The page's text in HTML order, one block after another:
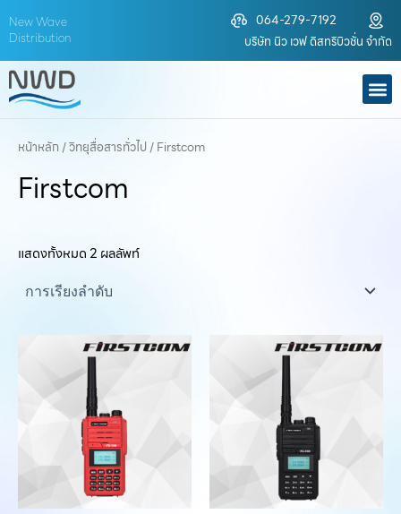
toNew Wave
Distribution
064-279-7192
บริษัท นิว เวฟ ดิสทริบิวชั่น จำกัด
หน้าหลัก/วิทยุสื่อสารทั่วไป/ Firstcom
Firstcom
แสดงทั้งหมด 2 ผลลัพท์